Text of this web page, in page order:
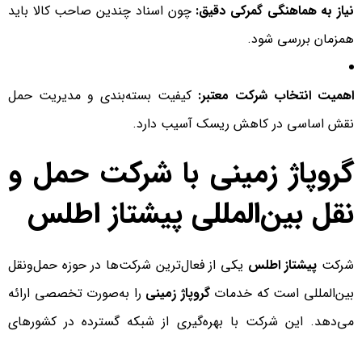
نیاز به هماهنگی گمرکی دقیق: چون اسناد چندین صاحب کالا باید
همزمان بررسی شود.
اهمیت انتخاب شرکت معتبر: کیفیت بسته‌بندی و مدیریت حمل
نقش اساسی در کاهش ریسک آسیب دارد.
گروپاژ زمینی با شرکت حمل و
نقل بین‌المللی پیشتاز اطلس
شرکت پیشتاز اطلس یکی از فعال‌ترین شرکت‌ها در حوزه حمل‌ونقل
بین‌المللی است که خدماتگروپاژ زمینی را به‌صورت تخصصی ارائه
می‌دهد. این شرکت با بهره‌گیری از شبکه گسترده در کشورهای